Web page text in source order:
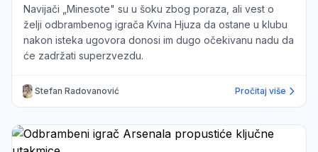
Navijači „Minesote" su u šoku zbog poraza, ali vest o
želji odbrambenog igrača Kvina Hjuza da ostane u klubu
nakon isteka ugovora donosi im dugo očekivanu nadu da
će zadržati superzvezdu.
Stefan Radovanović Pročitaj više